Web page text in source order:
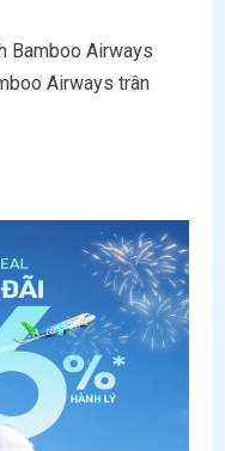
Bamboo Airways
Airways trân